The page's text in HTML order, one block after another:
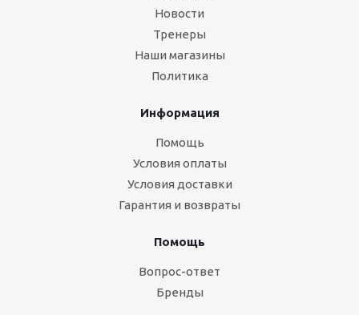
Новости
Тренеры
Наши магазины
Политика
Информация
Помощь
Условия оплаты
Условия доставки
Гарантия и возвраты
Помощь
Вопрос-ответ
Бренды